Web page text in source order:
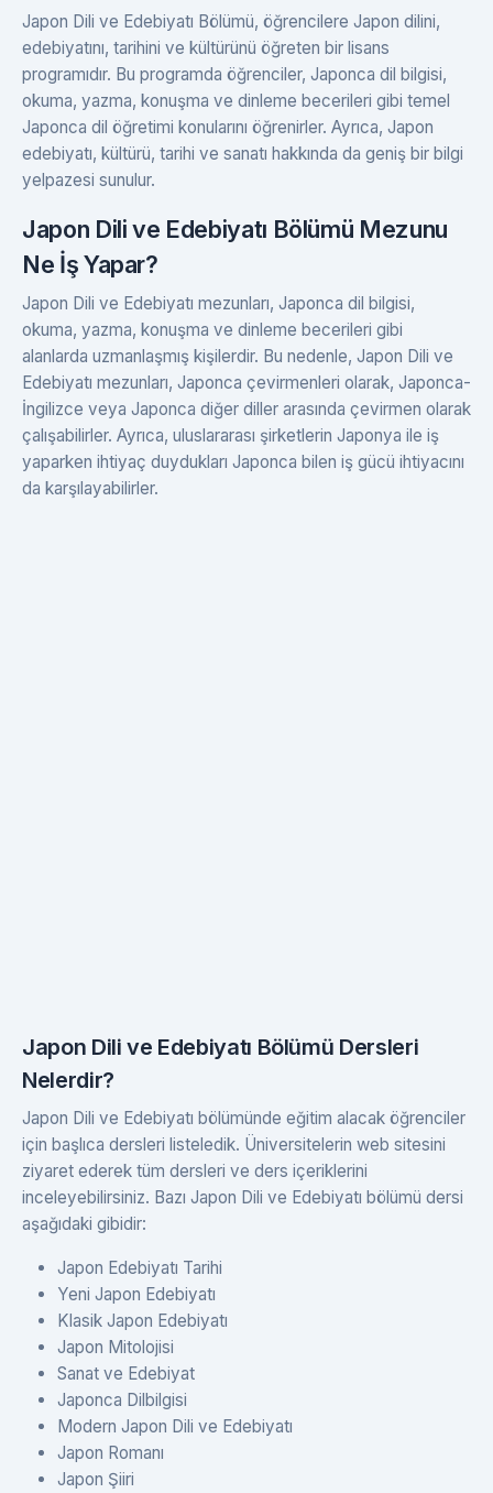
Japon Dili ve Edebiyatı Bölümü, öğrencilere Japon dilini,
edebiyatını, tarihini ve kültürünü öğreten bir lisans
programıdır. Bu programda öğrenciler, Japonca dil bilgisi,
okuma, yazma, konuşma ve dinleme becerileri gibi temel
Japonca dil öğretimi konularını öğrenirler. Ayrıca, Japon
edebiyatı, kültürü, tarihi ve sanatı hakkında da geniş bir bilgi
yelpazesi sunulur.
Japon Dili ve Edebiyatı Bölümü Mezunu
Ne İş Yapar?
Japon Dili ve Edebiyatı mezunları, Japonca dil bilgisi,
okuma, yazma, konuşma ve dinleme becerileri gibi
alanlarda uzmanlaşmış kişilerdir. Bu nedenle, Japon Dili ve
Edebiyatı mezunları, Japonca çevirmenleri olarak, Japonca-
İngilizce veya Japonca diğer diller arasında çevirmen olarak
çalışabilirler. Ayrıca, uluslararası şirketlerin Japonya ile iş
yaparken ihtiyaç duydukları Japonca bilen iş gücü ihtiyacını
da karşılayabilirler.
Japon Dili ve Edebiyatı Bölümü Dersleri
Nelerdir?
Japon Dili ve Edebiyatı bölümünde eğitim alacak öğrenciler
için başlıca dersleri listeledik. Üniversitelerin web sitesini
ziyaret ederek tüm dersleri ve ders içeriklerini
inceleyebilirsiniz. Bazı Japon Dili ve Edebiyatı bölümü dersi
aşağıdaki gibidir:
Japon Edebiyatı Tarihi
Yeni Japon Edebiyatı
Klasik Japon Edebiyatı
Japon Mitolojisi
Sanat ve Edebiyat
Japonca Dilbilgisi
Modern Japon Dili ve Edebiyatı
Japon Romanı
Japon Şiiri